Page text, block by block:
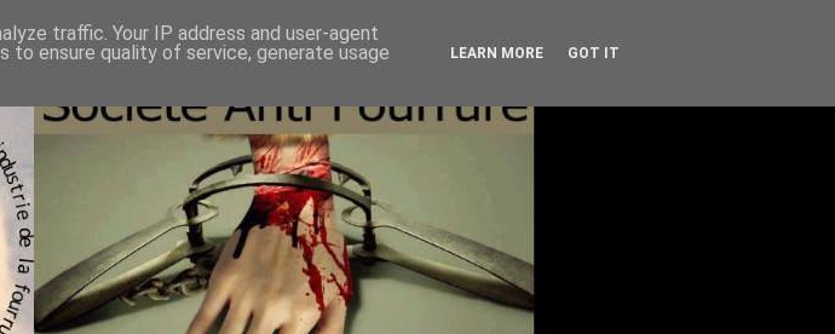
traffic. Your IP address and user-agent
to ensure quality of service, generate usage
LEARN MORE GOT IT